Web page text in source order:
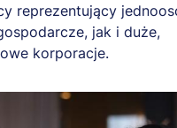
reprezentujący
jak i duże,
korporacje.